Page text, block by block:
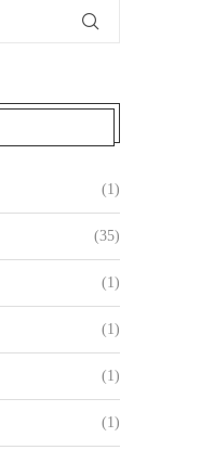
(1)
(35)
(1)
(1)
(1)
(1)